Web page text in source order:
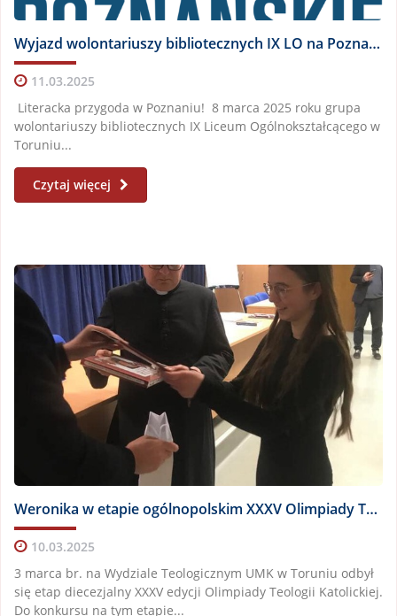
Wyjazd wolontariuszy bibliotecznych IX LO na Poznańskie Targi Książki 2025
11.03.2025
Literacka przygoda w Poznaniu! 8 marca 2025 roku grupa
wolontariuszy bibliotecznych IX Liceum Ogólnokształcącego w
Toruniu...
Czytaj więcej
Weronika w etapie ogólnopolskim XXXV Olimpiady Teologii Katolickiej
10.03.2025
3 marca br. na Wydziale Teologicznym UMK w Toruniu odbył
się etap diecezjalny XXXV edycji Olimpiady Teologii Katolickiej.
Do konkursu na tym etapie...